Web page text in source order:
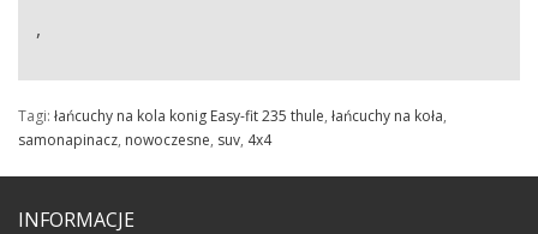
,
Tagi: łańcuchy na kola konig Easy-fit 235 thule, łańcuchy na koła,
samonapinacz, nowoczesne, suv, 4x4
INFORMACJE